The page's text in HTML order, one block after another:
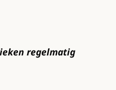
regelmatig